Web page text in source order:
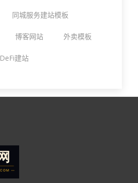
同城服务建站模板
博客网站 外卖模板
DeFi建站